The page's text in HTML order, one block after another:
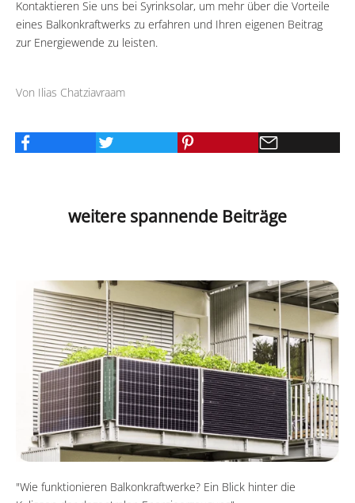
Kontaktieren Sie uns bei Syrinksolar, um mehr über die Vorteile
eines Balkonkraftwerks zu erfahren und Ihren eigenen Beitrag
zur Energiewende zu leisten.
Von Ilias Chatziavraam
weitere spannende Beiträge
"Wie funktionieren Balkonkraftwerke? Ein Blick hinter die